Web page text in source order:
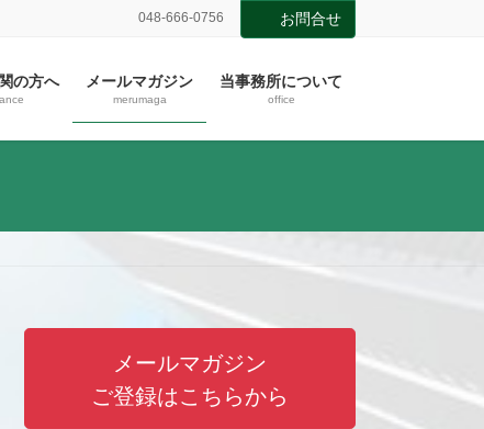
048-666-0756 お問合せ
の方へ メールマガジン
merumaga
当事務所について
office
メールマガジン
ご登録はこちらから